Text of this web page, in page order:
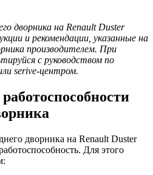
дворника на Renault Duster
и рекомендации, указанные на
производителем. При
с руководством по
serive-центром.
дворника на Renault Duster
Для этого